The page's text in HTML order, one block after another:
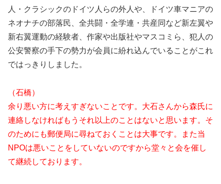
人・クラシックのドイツ人らの外人や、ドイツ車マニアの
ネオナチの部落民、全共闘・全学連・共産同など新左翼や
新右翼運動の経験者、作家や出版社やマスコミら、犯人の
公安警察の手下の勢力が会員に紛れ込んでいることがこれ
ではっきりしました。
（石橋）
余り悪い方に考えすぎないことです。大石さんから森氏に
連絡しなければもうそれ以上のことはないと思います。そ
のためにも郵便局に尋ねておくことは大事です。また当
NPOは悪いことをしていないのですから堂々と会を催し
て継続しております。